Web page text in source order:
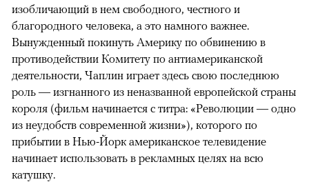
изобличающий в нем свободного, честного и
благородного человека, а это намного важнее.
Вынужденный покинуть Америку по обвинению в
противодействии Комитету по антиамериканской
деятельности, Чаплин играет здесь свою последнюю
роль — изгнанного из неназванной европейской страны
короля (фильм начинается с титра: «Революции — одно
из неудобств современной жизни»), которого по
прибытии в Нью-Йорк американское телевидение
начинает использовать в рекламных целях на всю
катушку.